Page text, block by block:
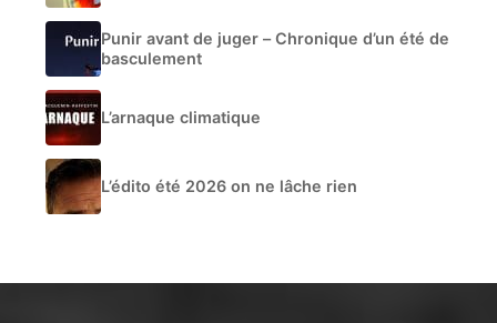
Punir avant de juger – Chronique d’un été de
basculement
L’arnaque climatique
L’édito été 2026 on ne lâche rien